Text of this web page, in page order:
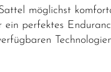
möglichst
perfektes